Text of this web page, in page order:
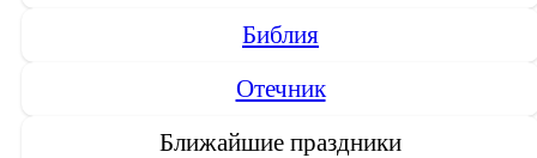
Библия
Отечник
Ближайшие праздники